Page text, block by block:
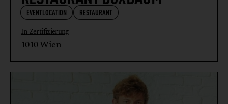
EVENTLOCATION RESTAURANT
In Zertifizierung
1010 Wien